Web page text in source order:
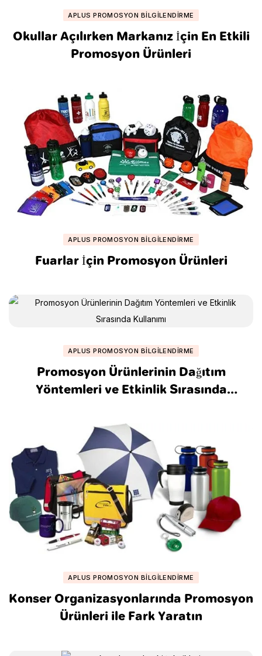
APLUS PROMOSYON BILGILENDIRME
Okullar Açılırken Markanız İçin En Etkili
Promosyon Ürünleri
APLUS PROMOSYON BILGILENDIRME
Fuarlar İçin Promosyon Ürünleri
APLUS PROMOSYON BILGILENDIRME
Promosyon Ürünlerinin Dağıtım
Yöntemleri ve Etkinlik Sırasında
APLUS PROMOSYON BILGILENDIRME
Konser Organizasyonlarında Promosyon
Ürünleri ile Fark Yaratın